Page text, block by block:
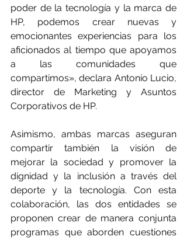
poder de la tecnología y la marca de
HP, podemos crear nuevas y
emocionantes experiencias para los
aficionados al tiempo que apoyamos
a las comunidades que
compartimos», declara Antonio Lucio,
director de Marketing y Asuntos
Corporativos de HP.
Asimismo, ambas marcas aseguran
compartir también la visión de
mejorar la sociedad y promover la
dignidad y la inclusión a través del
deporte y la tecnología. Con esta
colaboración, las dos entidades se
proponen crear de manera conjunta
programas que aborden cuestiones